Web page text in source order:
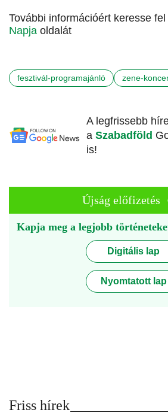
További információért keresse fel
Napja oldalát
fesztivál-programajánló zene-
A legfrissebb
a Szabadföld
is!
Újság előfizetés
Kapja meg a legjobb
Digitális lap
Nyomtatott lap
Friss hírek